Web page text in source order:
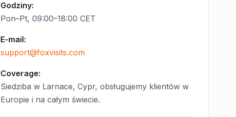
Godziny:
Pon–Pt, 09:00–18:00 CET
E-mail:
support@foxvisits.com
Coverage:
Siedziba w Larnace, Cypr, obsługujemy klientów w
Europie i na całym świecie.